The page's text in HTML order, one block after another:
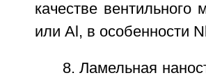
качестве
или Al, в особенности
8. Ламельная